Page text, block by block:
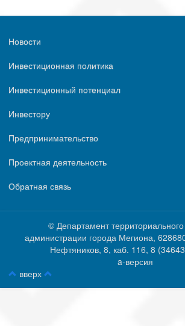
Новости
Инвестиционная политика
Инвестиционный потенциал
Инвестору
Предпринимательство
Проектная деятельность
Обратная связь
© Департамент территориального
администрации города Мегиона,
Нефтяников, 8, каб. 116, ‎‎8
a-версия
вверх